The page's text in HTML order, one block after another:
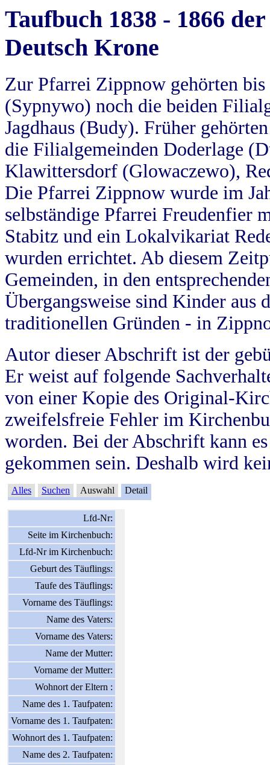
Taufbuch 1838 - 1866
Deutsch Krone
Zur Pfarrei Zippnow gehörten
(Sypnywo) noch die beiden
Jagdhaus (Budy). Früher
die Filialgemeinden Doderlage
Klawittersdorf (Glowaczewo),
Die Pfarrei Zippnow wurde im
selbständige Pfarrei Freudenfier
Stabitz und ein Lokalvikariat
wurden errichtet. Ab diesem
Gemeinden, in den
Übergangsweise sind Kinder aus
traditionellen Gründen - in
Autor dieser Abschrift ist der
Er weist auf folgende
von einer Kopie des Original-
zweifelsfreie Fehler im
worden. Bei der Abschrift kann
gekommen sein. Deshalb wird
Alles Suchen Auswahl Detail
Lfd-Nr:
Seite im Kirchenbuch:
Lfd-Nr im Kirchenbuch:
Geburt des Täuflings:
Taufe des Täuflings:
Vorname des Täuflings:
Name des Vaters:
Vorname des Vaters:
Name der Mutter:
Vorname der Mutter:
Wohnort der Eltern :
Name des 1. Taufpaten:
Vorname des 1. Taufpaten:
Wohnort des 1. Taufpaten:
Name des 2. Taufpaten: